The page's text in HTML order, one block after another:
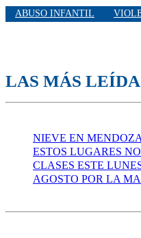
ABUSO INFANTIL
LAS MÁS
NIEVE EN
ESTOS LUGARES
CLASES ESTE
AGOSTO POR LA